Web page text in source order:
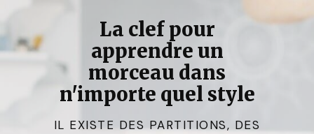
La clef pour
apprendre un
morceau dans
n'importe quel style
IL EXISTE DES PARTITIONS, DES